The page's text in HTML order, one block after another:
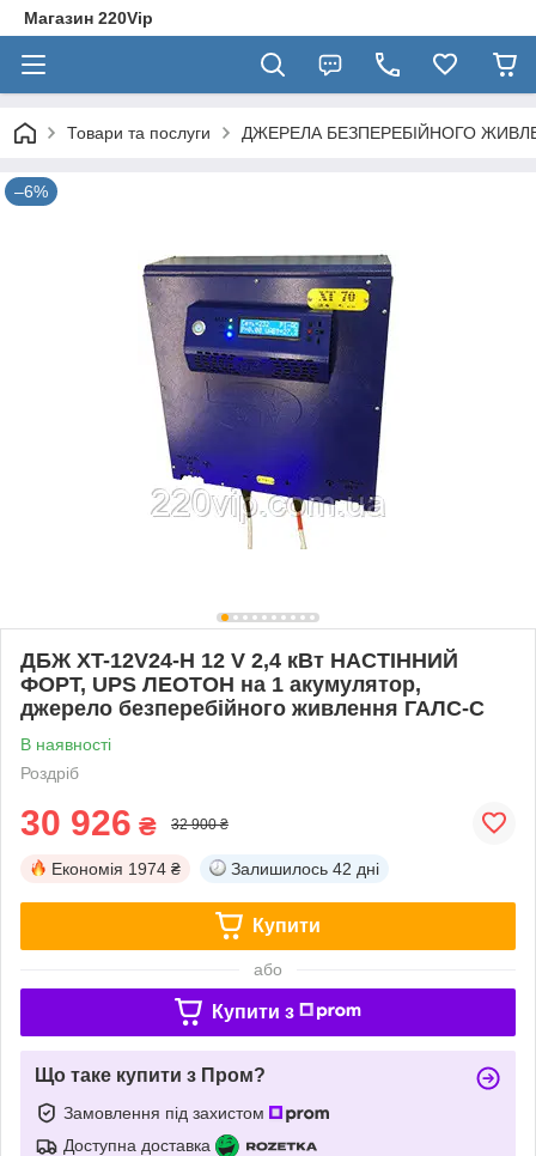
Магазин 220Vip
Товари та послуги ДЖЕРЕЛА БЕЗПЕРЕБІЙНОГО
–6%
ДБЖ XT-12V24-Н 12 V 2,4 кВт НАСТІННИЙ
ФОРТ, UPS ЛЕОТОН на 1 акумулятор,
джерело безперебійного живлення ГАЛС-С
В наявності
Роздріб
30 926 ₴ 32 900 ₴
Економія 1974 ₴ Залишилось 42 дні
Купити
або
Купити з
Що таке купити з Пром?
Замовлення під захистом
Доступна доставка